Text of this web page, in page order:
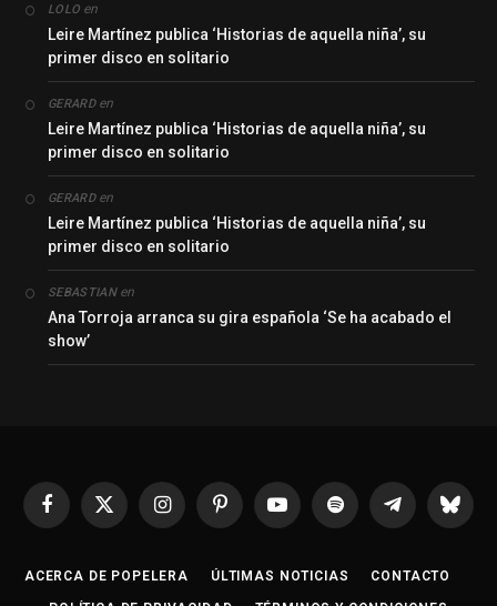
LOLO en
Leire Martínez publica ‘Historias de aquella niña’, su
primer disco en solitario
GERARDen
Leire Martínez publica ‘Historias de aquella niña’, su
primer disco en solitario
GERARDen
Leire Martínez publica ‘Historias de aquella niña’, su
primer disco en solitario
SEBASTIANen
Ana Torroja arranca su gira española ‘Se ha acabado el
show’
Facebook
X
InstagramPinterestYouTubeSpotify Telegrama
ACERCA DE POPELERA ÚLTIMAS NOTICIAS CONTACTO